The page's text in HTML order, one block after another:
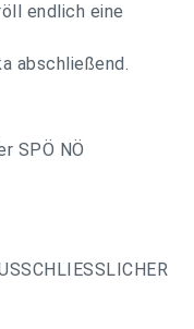
endlich eine
abschließend.
SPÖ NÖ